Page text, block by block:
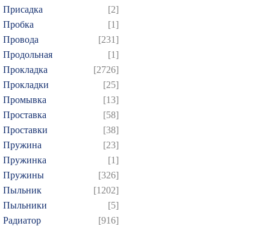
Присадка
[2]
Пробка
[1]
Провода
[231]
Продольная
[1]
Прокладка
[2726]
Прокладки
[25]
Промывка
[13]
Проставка
[58]
Проставки
[38]
Пружина
[23]
Пружинка
[1]
Пружины
[326]
Пыльник
[1202]
Пыльники
[5]
Радиатор
[916]